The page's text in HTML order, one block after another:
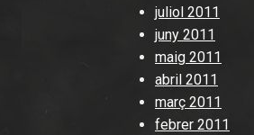
juliol 2011
juny 2011
maig 2011
abril 2011
març 2011
febrer 2011